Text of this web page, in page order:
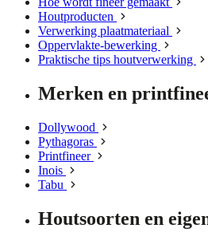
Houtproducten
Verwerking plaatmateriaal
Oppervlakte-bewerking
Praktische tips houtverwerking
Merken en
Dollywood
Pythagoras
Printfineer
Inois
Tabu
Houtsoorten en